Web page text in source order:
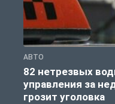
АВТО
82 нетрезвых
управления за
грозит уголовка